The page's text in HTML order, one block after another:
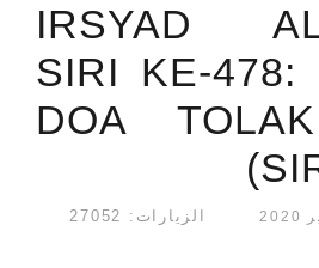
IRSYAD
SIRI KE-478:
DOA
الزيارات: 27052